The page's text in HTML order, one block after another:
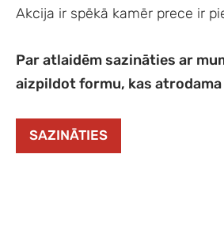
Akcija ir spēkā kamēr prece ir
Par atlaidēm sazināties ar
aizpildot formu, kas
SAZINĀTIES